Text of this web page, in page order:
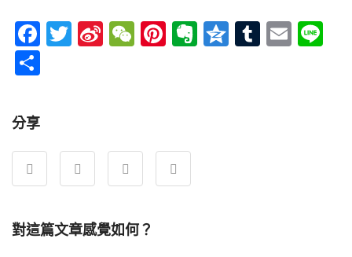
Facebook
Twitter
SinaWeChat
Pinterest
Evernote
Qzone
Tumblr
分享
對這篇文章感覺如何？